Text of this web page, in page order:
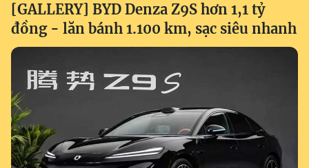
[GALLERY] BYD Denza Z9S hơn 1,1 tỷ
đồng - lăn bánh 1.100 km, sạc siêu nhanh